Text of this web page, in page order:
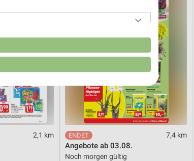
2,1 km 7,4 km
Angebote ab 03.08.
Noch morgen gültig